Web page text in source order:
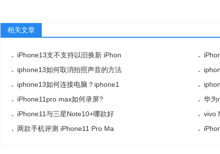
相关文章
iPhone13支不支持以旧换新 iPhon
iphone13如何取消拍照声音的方法
iphone13如何连接电脑？iphone1
iPhone11pro max如何录屏?
华为
iPhone11与三星Note10+哪款好
vivo
两款手机评测 iPhone11 Pro Ma